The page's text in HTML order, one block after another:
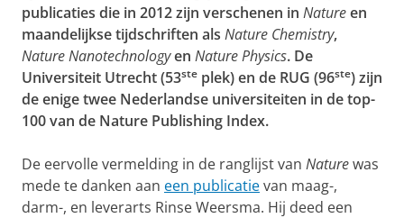
publicaties die in 2012 zijn verschenen in Natureen
maandelijkse tijdschriften als Nature Chemistry,
Nature Nanotechnologyen Nature Physics. De
Universiteit Utrecht (53ste plek) en de RUG (96ste) zijn
de enige twee Nederlandse universiteiten in de top-
100 van de Nature Publishing Index.
De eervolle vermelding in de ranglijst van Naturewas
mede te danken aan een publicatievan maag-,
darm-, en leverarts Rinse Weersma. Hij deed een